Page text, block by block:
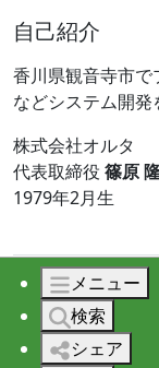
自己紹介
香川県観音寺市
などシステム開発
株式会社オルタ
代表取締役 篠原
1979年2月生
© 2026 株
メニュー
検索
シェア